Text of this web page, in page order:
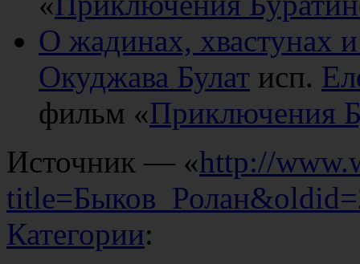
О жадинах, хвастунах
Окуджава Булат исп.
фильм «Приключения
Источник — «http://
Категории: